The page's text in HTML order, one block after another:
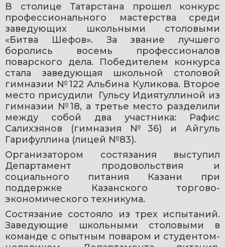
В столице Татарстана прошел конкурс
профессионального мастерства среди
заведующих школьными столовыми
«Битва Шефов». За звание лучшего
боролись восемь профессионалов
поварского дела. Победителем конкурса
стала заведующая школьной столовой
гимназии №122 Альбина Куликова. Второе
место присудили  Гульсу Идиятуллиной из
гимназии №18, а третье место разделили
между собой два участника: Рафис
Салихзянов (гимназия №36) и Айгуль
Гарифуллина (лицей №83).
Организатором состязания выступил
Департамент продовольствия и
социального питания Казани при
поддержке Казанского торгово-
экономического техникума.
Состязание состояло из трех испытаний.
Заведующие школьными столовыми в
команде с опытным поваром и студентом-